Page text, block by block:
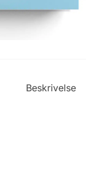
Beskrivelse